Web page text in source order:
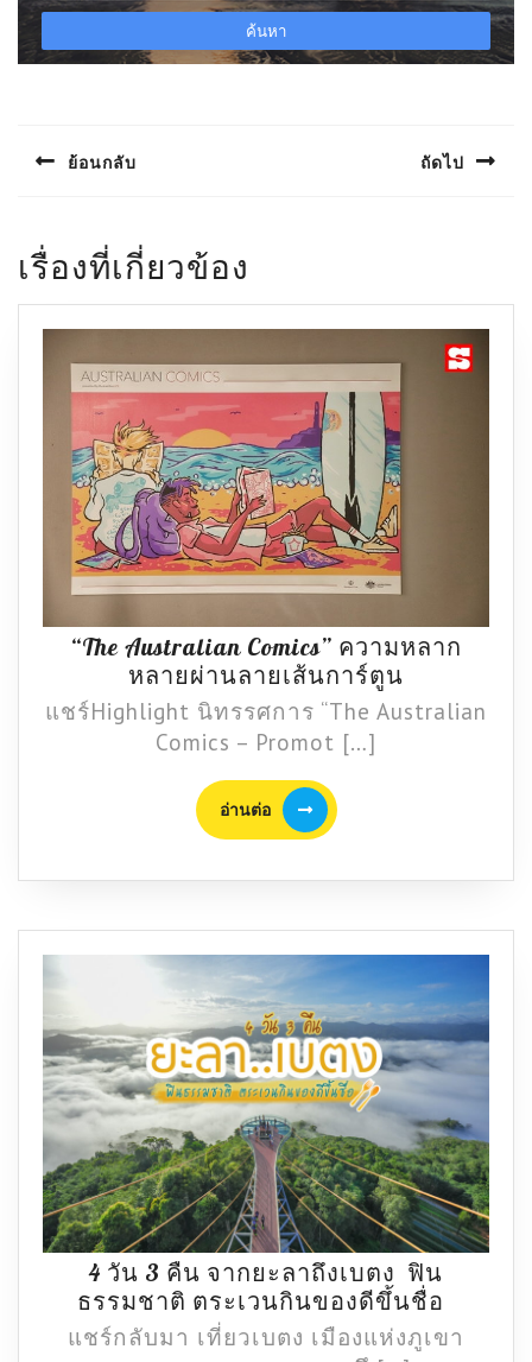
เรื่องย้อนกลับ ถัดไป
เรื่องที่เกี่ยวข้อง
“The Australian Comics” ความหลาก
หลายผ่านลายเส้นการ์ตูน
Australian
ลาย
การ์ตูน
แชร์Highlight นิทรรศการ “The Australian
Comics – Promot […]
อ่านต่อ
อ่าน
ต่อ
4 วัน 3 คืน จากยะลาถึงเบตง ฟิน
ธรรมชาติ ตระเวนกินของดีขึ้นชื่อ
วัน
แชร์กลับมา เที่ยวเบตง เมืองแห่งภูเขา